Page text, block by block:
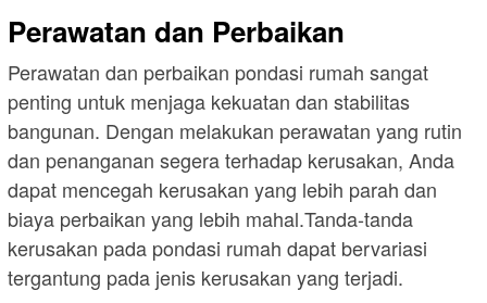
Perawatan dan Perbaikan
Perawatan dan perbaikan pondasi rumah sangat
penting untuk menjaga kekuatan dan stabilitas
bangunan. Dengan melakukan perawatan yang rutin
dan penanganan segera terhadap kerusakan, Anda
dapat mencegah kerusakan yang lebih parah dan
biaya perbaikan yang lebih mahal.Tanda-tanda
kerusakan pada pondasi rumah dapat bervariasi
tergantung pada jenis kerusakan yang terjadi.